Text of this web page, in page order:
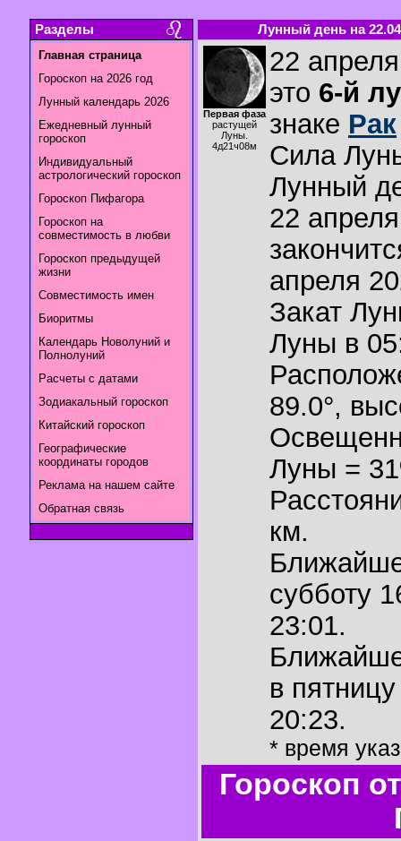
Разделы
Главная страница
Гороскоп на 2026 год
Лунный календарь 2026
Ежедневный лунный
гороскоп
Индивидуальный
астрологический гороскоп
Гороскоп Пифагора
Гороскоп на
совместимость в любви
Гороскоп предыдущей
жизни
Совместимость имен
Биоритмы
Календарь Новолуний и
Полнолуний
Расчеты с датами
Зодиакальный гороскоп
Китайский гороскоп
Географические
координаты городов
Реклама на нашем сайте
Обратная связь
Лунный день на
Первая фаза
растущей
Луны.
4д21ч08м
22
это 6-й
знаке Рак
Сила
Лунный
22
апреля
Закат
Луны в
89.0°,
Луны =
км.
субботу
23:01.
в
20:23.
* время
Гороскоп